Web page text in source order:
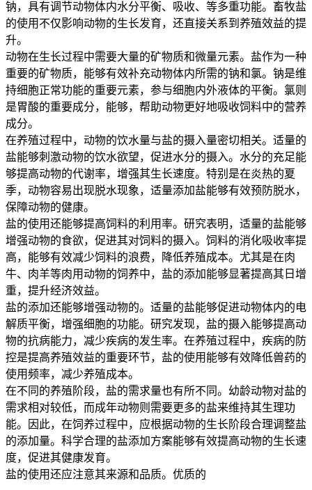
钠，具有调节动物体内水分平衡、吸收、等多重功能。畜牧盐
的使用不仅影响动物的生长发育，还直接关系到养殖效益的提
升。
动物在生长过程中需要大量的矿物质和微量元素。盐作为一种
重要的矿物质，能够有效补充动物体内所需的钠和氯。钠是维
持细胞正常功能的重要元素，参与细胞内外液体的平衡。氯则
是胃酸的重要成分，能够，帮助动物更好地吸收饲料中的营养
成分。
在养殖过程中，动物的饮水量与盐的摄入量密切相关。适量的
盐能够刺激动物的饮水欲望，促进水分的摄入。水分的充足能
够提高动物的代谢率，增强其生长速度。特别是在炎热的夏
季，动物容易出现脱水现象，适量添加盐能够有效预防脱水，
保障动物的健康。
盐的使用还能够提高饲料的利用率。研究表明，适量的盐能够
增强动物的食欲，促进其对饲料的摄入。饲料的消化吸收率提
高，能够有效减少饲料的浪费，降低养殖成本。尤其是在肉
牛、肉羊等肉用动物的饲养中，盐的添加能够显著提高其日增
重，提升经济效益。
盐的添加还能够增强动物的。适量的盐能够促进动物体内的电
解质平衡，增强细胞的功能。研究发现，盐的摄入能够提高动
物的抗病能力，减少疾病的发生率。在养殖过程中，疾病的防
控是提高养殖效益的重要环节，盐的使用能够有效降低兽药的
使用频率，减少养殖成本。
在不同的养殖阶段，盐的需求量也有所不同。幼龄动物对盐的
需求相对较低，而成年动物则需要更多的盐来维持其生理功
能。因此，在饲养过程中，应根据动物的生长阶段合理调整盐
的添加量。科学合理的盐添加方案能够有效提高动物的生长速
度，促进其健康发育。
盐的使用还应注意其来源和品质。优质的